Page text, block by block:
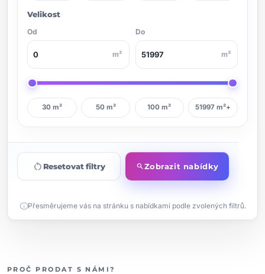
Velikost
Od
m²
Do
m²
30 m² 50 m² 100 m² 51997 m²+
restart_alt Resetovat filtry searchZobrazit nabídky
infoPřesměrujeme vás na stránku s nabídkami podle zvolených filtrů.
PROČ PRODAT S NÁMI?